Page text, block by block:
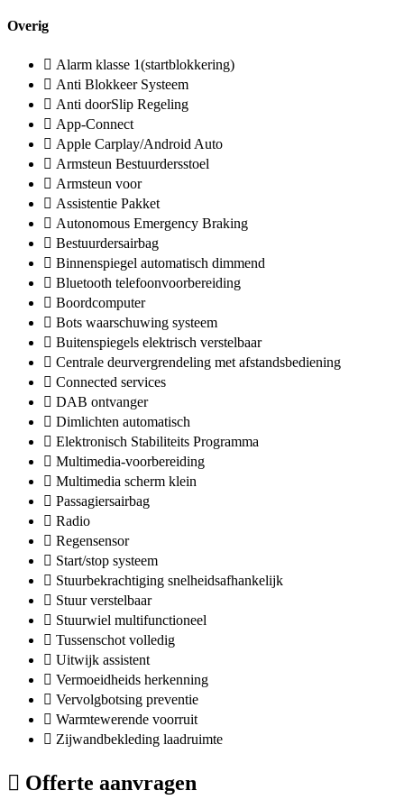
Overig
Alarm klasse 1(startblokkering)
Anti Blokkeer Systeem
Anti doorSlip Regeling
App-Connect
Apple Carplay/Android Auto
Armsteun Bestuurdersstoel
Armsteun voor
Assistentie Pakket
Autonomous Emergency Braking
Bestuurdersairbag
Binnenspiegel automatisch dimmend
Bluetooth telefoonvoorbereiding
Boordcomputer
Bots waarschuwing systeem
Buitenspiegels elektrisch verstelbaar
Centrale deurvergrendeling met afstandsbediening
Connected services
DAB ontvanger
Dimlichten automatisch
Elektronisch Stabiliteits Programma
Multimedia-voorbereiding
Multimedia scherm klein
Passagiersairbag
Radio
Regensensor
Start/stop systeem
Stuurbekrachtiging snelheidsafhankelijk
Stuur verstelbaar
Stuurwiel multifunctioneel
Tussenschot volledig
Uitwijk assistent
Vermoeidheids herkenning
Vervolgbotsing preventie
Warmtewerende voorruit
Zijwandbekleding laadruimte
Offerte aanvragen